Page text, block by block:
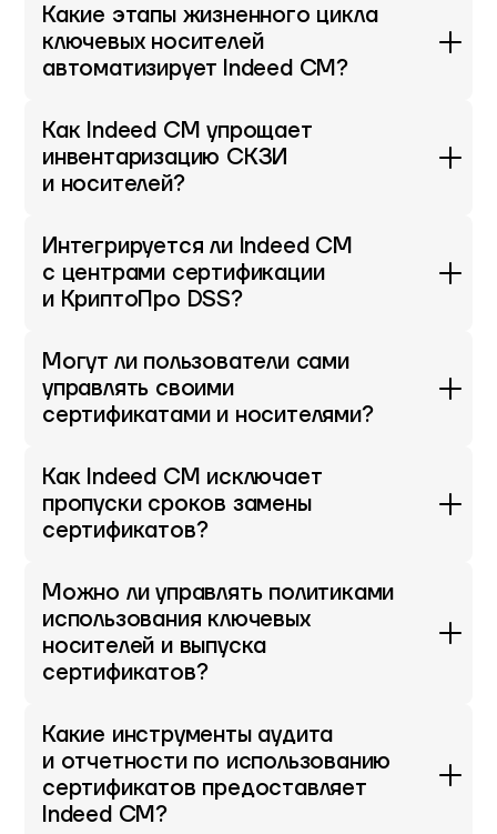
Какие этапы жизненного цикла
ключевых носителей
автоматизирует Indeed CM?
Как Indeed CM упрощает
инвентаризацию СКЗИ
и носителей?
Интегрируется ли Indeed CM
с центрами сертификации
и КриптоПро DSS?
Могут ли пользователи сами
управлять своими
сертификатами и носителями?
Как Indeed CM исключает
пропуски сроков замены
сертификатов?
Можно ли управлять политиками
использования ключевых
носителей и выпуска
сертификатов?
Какие инструменты аудита
и отчетности по использованию
сертификатов предоставляет
Indeed CM?